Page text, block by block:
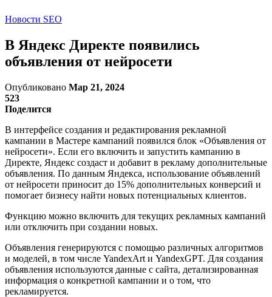
Новости SEO
В Яндекс Директе появились
объявления от нейросети
Опубликовано Мар 21, 2024
523
Поделится
В интерфейсе создания и редактирования рекламной
кампании в Мастере кампаний появился блок «Объявления от
нейросети». Если его включить и запустить кампанию в
Директе, Яндекс создаст и добавит в рекламу дополнительные
объявления. По данным Яндекса, использование объявлений
от нейросети приносит до 15% дополнительных конверсий и
помогает бизнесу найти новых потенциальных клиентов.
Функцию можно включить для текущих рекламных кампаний
или отключить при создании новых.
Объявления генерируются с помощью различных алгоритмов
и моделей, в том числе YandexArt и YandexGPT. Для создания
объявления используются данные с сайта, детализированная
информация о конкретной кампании и о том, что
рекламируется.